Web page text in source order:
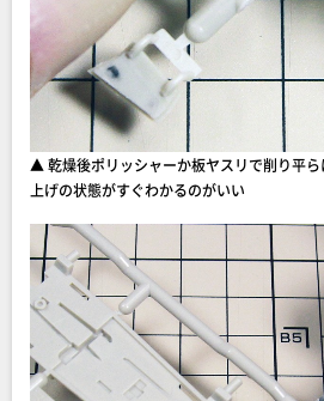
▲ 乾燥後ポリッシャーか板ヤスリで削り平
上げの状態がすぐわかるのがいい